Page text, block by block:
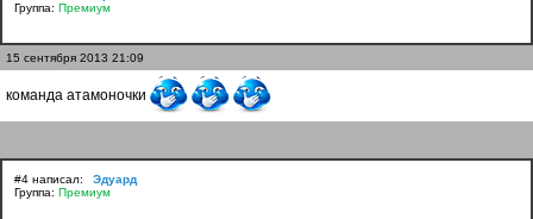
Группа: Премиум
15 сентября 2013 21:09
команда атамоночки
#4 написал:
Эдуард
Группа: Премиум